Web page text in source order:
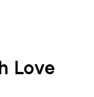
Love